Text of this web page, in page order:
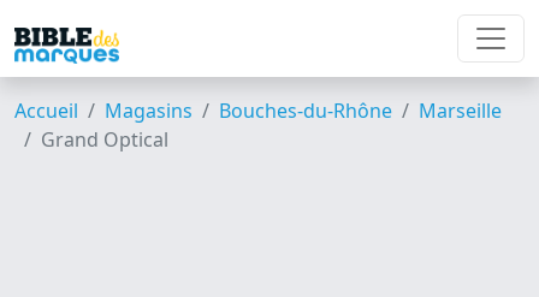
Accueil Magasins Bouches-du-Rhône
Marseille
Grand Optical